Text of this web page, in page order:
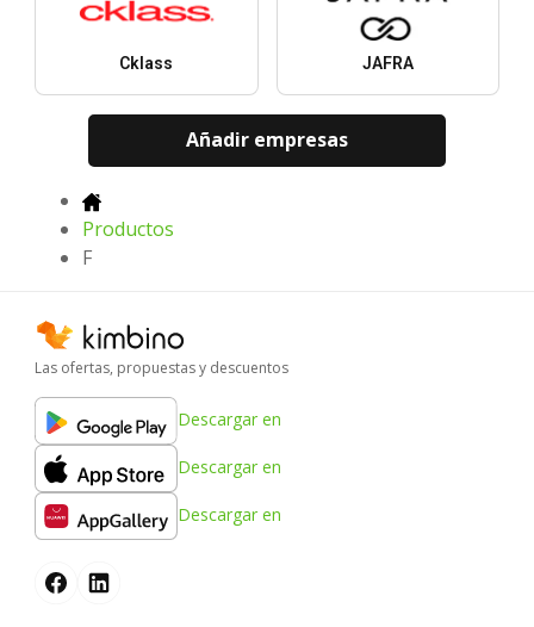
Cklass JAFRA
Añadir empresas
Productos
F
Las ofertas, propuestas y descuentos
Descargar en
Descargar en
Descargar en